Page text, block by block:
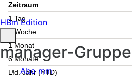
Zeitraum
1 Tag
1 Woche
1 Monat
6 Monate
Lfd. Jahr (YTD)
HBm Edition
manager-Gruppe
Abo mm